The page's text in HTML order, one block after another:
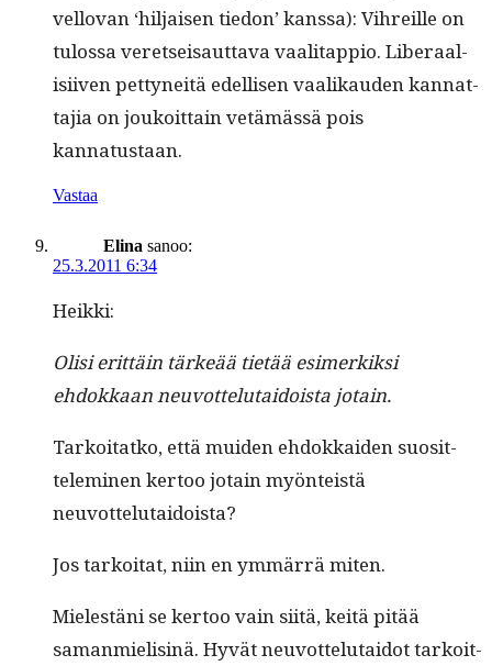
vellovan ‘hil­jaisen tiedon’ kanssa): Vihreille on
tulos­sa veret­seisaut­ta­va vaal­i­tap­pio. Lib­er­aal­
isi­iv­en pet­tyneitä edel­lisen vaa­likau­den kan­nat­
ta­jia on joukoit­tain vetämässä pois
kannatustaan.
Vastaa
Elina sanoo:
25.3.2011 6:34
Heik­ki:
Olisi erit­täin tärkeää tietää esimerkik­si
ehdokkaan neu­vot­te­lu­taidoista jotain.
Tarkoi­tatko, että muiden ehdokkaiden suosit­
telem­i­nen ker­too jotain myön­teistä
neuvottelutaidoista?
Jos tarkoi­tat, niin en ymmär­rä miten.
Mielestäni se ker­too vain siitä, keitä pitää
saman­mielis­inä. Hyvät neu­vot­te­lu­taidot tarkoit­